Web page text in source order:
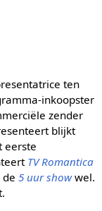
ten
inkoopster
zender
blijkt
eerste
TV Romantica
5 uur showwel.